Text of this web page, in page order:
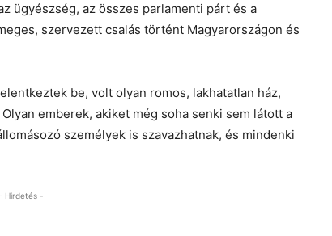
ügyészség, az összes parlamenti párt és a
szervezett csalás történt Magyarországon és
be, volt olyan romos, lakhatatlan ház,
emberek, akiket még soha senki sem látott a
személyek is szavazhatnak, és mindenki
Hirdetés -